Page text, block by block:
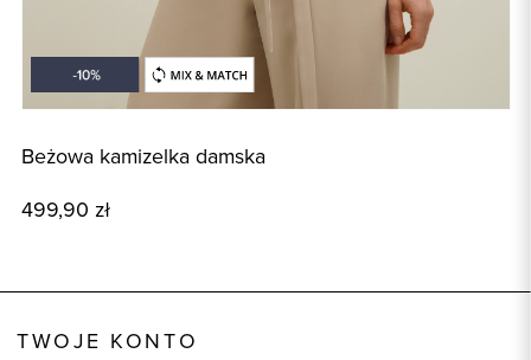
Beżowa kamizelka damska
499,90 zł
TWOJE KONTO